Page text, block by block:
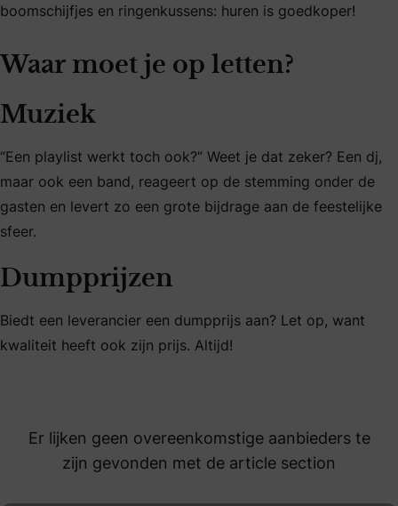
boomschijfjes en ringenkussens: huren is goedkoper!
Waar moet je op letten?
Muziek
“Een playlist werkt toch ook?” Weet je dat zeker? Een dj,
maar ook een band, reageert op de stemming onder de
gasten en levert zo een grote bijdrage aan de feestelijke
sfeer.
Dumpprijzen
Biedt een leverancier een dumpprijs aan? Let op, want
kwaliteit heeft ook zijn prijs. Altijd!
Er lijken geen overeenkomstige aanbieders te
zijn gevonden met de article section